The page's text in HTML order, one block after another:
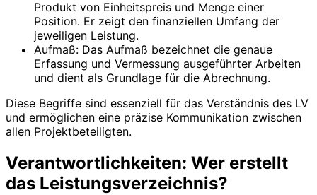
Produkt von Einheitspreis und Menge einer
Position. Er zeigt den finanziellen Umfang der
jeweiligen Leistung.
Aufmaß: Das Aufmaß bezeichnet die genaue
Erfassung und Vermessung ausgeführter Arbeiten
und dient als Grundlage für die Abrechnung.
Diese Begriffe sind essenziell für das Verständnis des LV
und ermöglichen eine präzise Kommunikation zwischen
allen Projektbeteiligten.
Verantwortlichkeiten: Wer erstellt
das Leistungsverzeichnis?